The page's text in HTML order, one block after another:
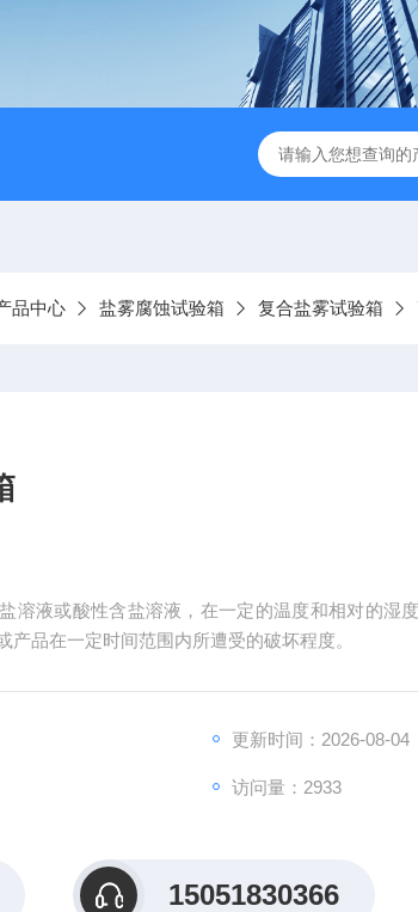
周期浸润腐蚀试验箱 高温老化试验箱 复
品中心 盐雾腐蚀试验箱 复合盐雾试验箱
溶液或酸性含盐溶液，在一定的温度和相对的湿
产品在一定时间范围内所遭受的破坏程度。
更新时间：2026-08-04
访问量：2933
15051830366